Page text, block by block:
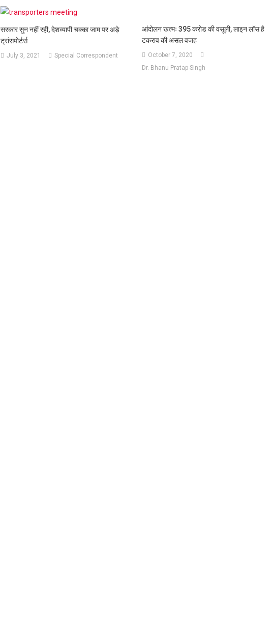
सरकार सुन नहीं रही, देशव्यापी चक्का जाम पर अड़े
ट्रांसपोर्टर्स
July 3, 2021 Special Correspondent
आंदोलन खत्मः 395 करोड की वसूली, लाइन लॉस है
टकराव की असल वजह
October 7, 2020
Dr. Bhanu Pratap Singh